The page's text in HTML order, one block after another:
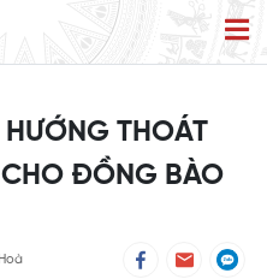
THOÁT
ĐỒNG BÀO